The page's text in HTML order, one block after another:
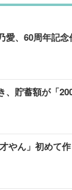
愛、60周年記
、貯蓄額が「
やん」初めて